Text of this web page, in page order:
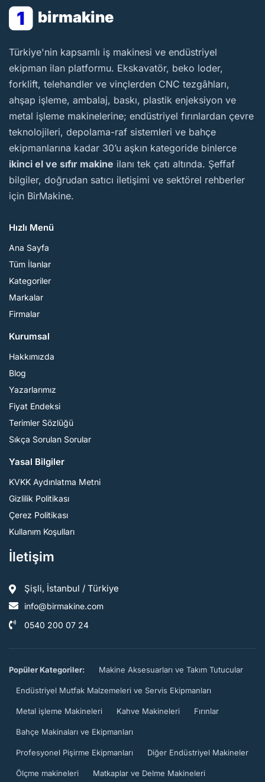
1 birmakine
BirMakine
Türkiye'nin kapsamlı iş makinesi ve endüstriyel
ekipman ilan platformu. Ekskavatör, beko loder,
forklift, telehandler ve vinçlerden CNC tezgâhları,
ahşap işleme, ambalaj, baskı, plastik enjeksiyon ve
metal işleme makinelerine; endüstriyel fırınlardan çevre
teknolojileri, depolama-raf sistemleri ve bahçe
ekipmanlarına kadar 30’u aşkın kategoride binlerce
ikinci el ve sıfır makine ilanı tek çatı altında. Şeffaf
bilgiler, doğrudan satıcı iletişimi ve sektörel rehberler
için BirMakine.
Hızlı Menü
Ana Sayfa
Tüm İlanlar
Kategoriler
Markalar
Firmalar
Kurumsal
Hakkımızda
Blog
Yazarlarımız
Fiyat Endeksi
Terimler Sözlüğü
Sıkça Sorulan Sorular
Yasal Bilgiler
KVKK Aydınlatma Metni
Gizlilik Politikası
Çerez Politikası
Kullanım Koşulları
İletişim
Şişli, İstanbul / Türkiye
info@birmakine.com
0540 200 07 24
Popüler Kategoriler: Makine Aksesuarları ve Takım Tutucular
Endüstriyel Mutfak Malzemeleri ve Servis Ekipmanları
Metal işleme Makineleri Kahve Makineleri Fırınlar
Bahçe Makinaları ve Ekipmanları
Profesyonel Pişirme Ekipmanları Diğer Endüstriyel Makineler
Ölçme makineleri Matkaplar ve Delme Makineleri